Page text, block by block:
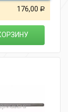
176,00 Р